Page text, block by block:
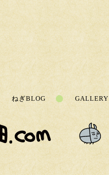
ねぎBLOG GALLERY